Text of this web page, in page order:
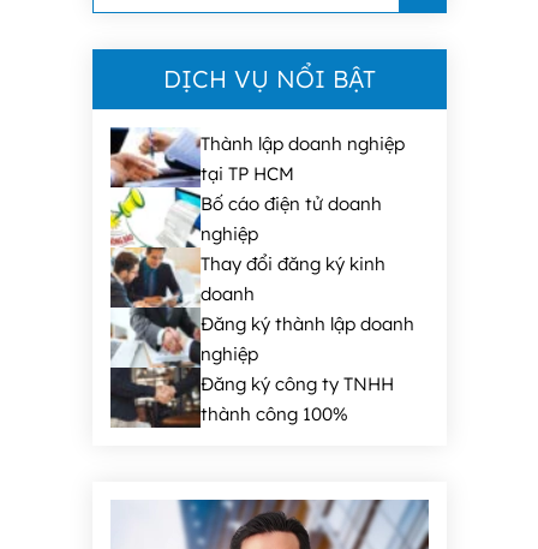
DỊCH VỤ NỔI BẬT
Thành lập doanh nghiệp
tại TP HCM
Bố cáo điện tử doanh
nghiệp
Thay đổi đăng ký kinh
doanh
Đăng ký thành lập doanh
nghiệp
Đăng ký công ty TNHH
thành công 100%